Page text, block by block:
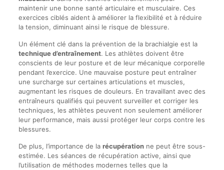
maintenir une bonne santé articulaire et musculaire. Ces
exercices ciblés aident à améliorer la flexibilité et à réduire
la tension, diminuant ainsi le risque de blessure.
Un élément clé dans la prévention de la brachialgie est la
technique d’entraînement. Les athlètes doivent être
conscients de leur posture et de leur mécanique corporelle
pendant l’exercice. Une mauvaise posture peut entraîner
une surcharge sur certaines articulations et muscles,
augmentant les risques de douleurs. En travaillant avec des
entraîneurs qualifiés qui peuvent surveiller et corriger les
techniques, les athlètes peuvent non seulement améliorer
leur performance, mais aussi protéger leur corps contre les
blessures.
De plus, l’importance de la récupérationne peut être sous-
estimée. Les séances de récupération active, ainsi que
l’utilisation de méthodes modernes telles que la